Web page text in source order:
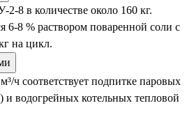
2-8 в количестве около 160 кг.
6-8 % раствором поваренной соли с
на цикл.
ч соответствует подпитке паровых
и водогрейных котельных тепловой